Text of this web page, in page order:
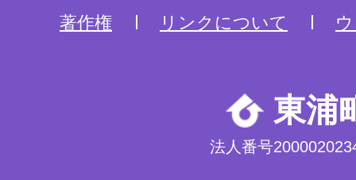
著作権
リンクについて
東浦
法人番号